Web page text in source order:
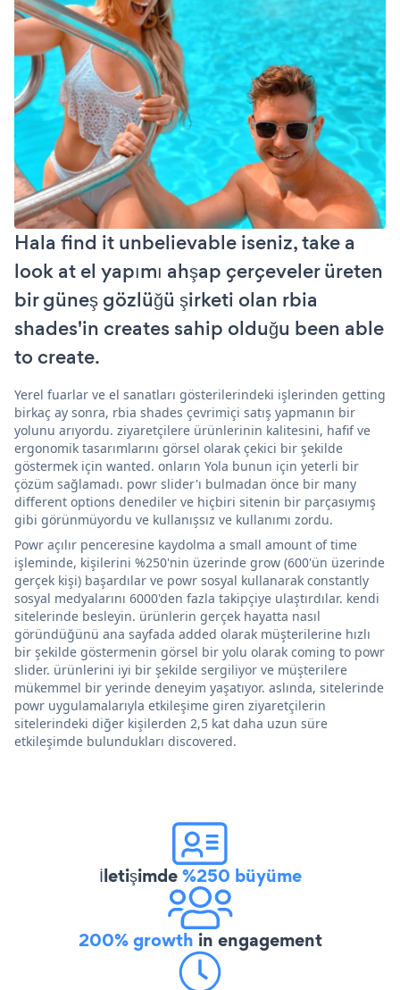
Hala find it unbelievable iseniz, take a
look at el yapımı ahşap çerçeveler üreten
bir güneş gözlüğü şirketi olan rbia
shades'in creates sahip olduğu been able
to create.
Yerel fuarlar ve el sanatları gösterilerindeki işlerinden getting
birkaç ay sonra, rbia shades çevrimiçi satış yapmanın bir
yolunu arıyordu. ziyaretçilere ürünlerinin kalitesini, hafif ve
ergonomik tasarımlarını görsel olarak çekici bir şekilde
göstermek için wanted. onların Yola bunun için yeterli bir
çözüm sağlamadı. powr slider'ı bulmadan önce bir many
different options denediler ve hiçbiri sitenin bir parçasıymış
gibi görünmüyordu ve kullanışsız ve kullanımı zordu.
Powr açılır penceresine kaydolma a small amount of time
işleminde, kişilerini %250'nin üzerinde grow (600'ün üzerinde
gerçek kişi) başardılar ve powr sosyal kullanarak constantly
sosyal medyalarını 6000'den fazla takipçiye ulaştırdılar. kendi
sitelerinde besleyin. ürünlerin gerçek hayatta nasıl
göründüğünü ana sayfada added olarak müşterilerine hızlı
bir şekilde göstermenin görsel bir yolu olarak coming to powr
slider. ürünlerini iyi bir şekilde sergiliyor ve müşterilere
mükemmel bir yerinde deneyim yaşatıyor. aslında, sitelerinde
powr uygulamalarıyla etkileşime giren ziyaretçilerin
sitelerindeki diğer kişilerden 2,5 kat daha uzun süre
etkileşimde bulundukları discovered.
İletişimde%250 büyüme
200% growth in engagement